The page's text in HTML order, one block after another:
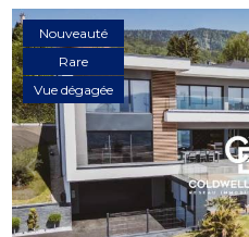
Previous
Nouveauté
Rare
Vue dégagée